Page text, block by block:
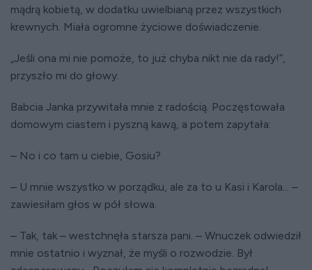
mądrą kobietą, w dodatku uwielbianą przez wszystkich
krewnych. Miała ogromne życiowe doświadczenie.
„Jeśli ona mi nie pomoże, to już chyba nikt nie da rady!”,
przyszło mi do głowy.
Babcia Janka przywitała mnie z radością. Poczęstowała
domowym ciastem i pyszną kawą, a potem zapytała:
– No i co tam u ciebie, Gosiu?
– U mnie wszystko w porządku, ale za to u Kasi i Karola... –
zawiesiłam głos w pół słowa.
– Tak, tak – westchnęła starsza pani. – Wnuczek odwiedził
mnie ostatnio i wyznał, że myśli o rozwodzie. Był